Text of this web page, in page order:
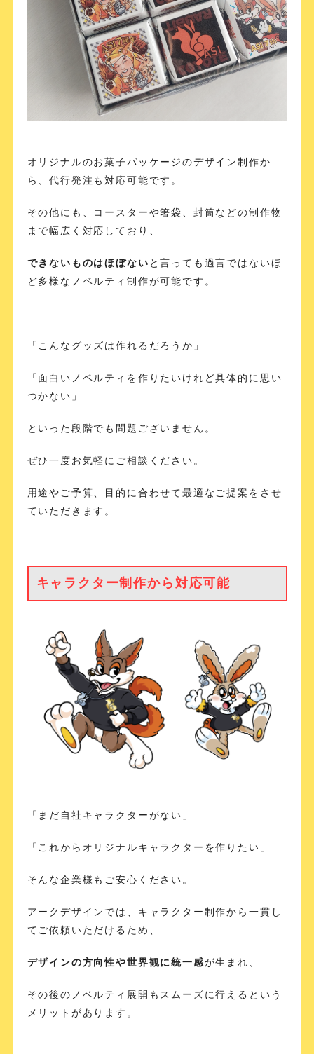
オリジナルのお菓子パッケージのデザイン制作か
ら、代行発注も対応可能です。
その他にも、コースターや箸袋、封筒などの制作物
まで幅広く対応しており、
できないものはほぼない と言っても過言ではないほ
ど多様なノベルティ制作が可能です。
「こんなグッズは作れるだろうか」
「面白いノベルティを作りたいけれど具体的に思い
つかない」
といった段階でも問題ございません。
ぜひ一度お気軽にご相談ください。
用途やご予算、目的に合わせて最適なご提案をさせ
ていただきます。
キャラクター制作から対応可能
「まだ自社キャラクターがない」
「これからオリジナルキャラクターを作りたい」
そんな企業様もご安心ください。
アークデザインでは、キャラクター制作から一貫し
てご依頼いただけるため、
デザインの方向性や世界観に統一感が生まれ、
その後のノベルティ展開もスムーズに行えるという
メリットがあります。